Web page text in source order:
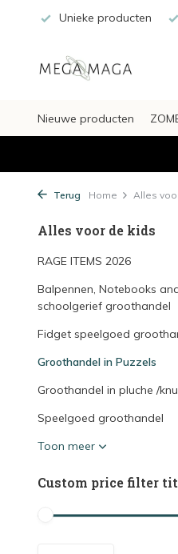
Unieke producten
Nieuwe producten
Terug Home Alles
Alles voor de kids
RAGE ITEMS 2026
Balpennen, Notebooks
schoolgerief groothandel
Fidget speelgoed
Groothandel in Puzzels
Groothandel in pluche /
Speelgoed groothandel
Toon meer
Custom price filter